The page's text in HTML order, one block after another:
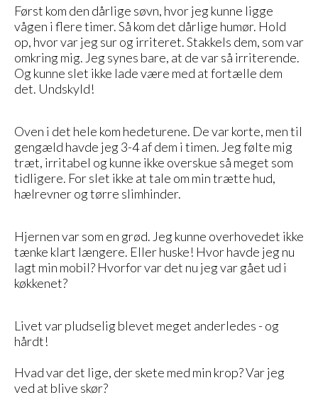
Først kom den dårlige søvn, hvor jeg kunne ligge
vågen i flere timer. Så kom det dårlige humør. Hold
op, hvor var jeg sur og irriteret. Stakkels dem, som var
omkring mig. Jeg synes bare, at de var så irriterende.
Og kunne slet ikke lade være med at fortælle dem
det. Undskyld!
Oven i det hele kom hedeturene. De var korte, men til
gengæld havde jeg 3-4 af dem i timen. Jeg følte mig
træt, irritabel og kunne ikke overskue så meget som
tidligere. For slet ikke at tale om min trætte hud,
hælrevner og tørre slimhinder.
Hjernen var som en grød. Jeg kunne overhovedet ikke
tænke klart længere. Eller huske! Hvor havde jeg nu
lagt min mobil? Hvorfor var det nu jeg var gået ud i
køkkenet?
Livet var pludselig blevet meget anderledes - og
hårdt!
Hvad var det lige, der skete med min krop? Var jeg
ved at blive skør?